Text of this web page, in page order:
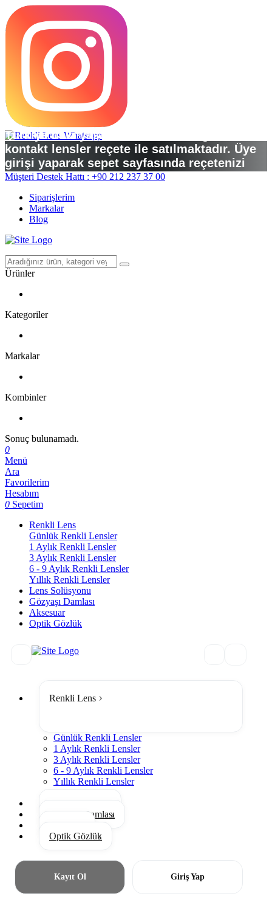
Türkiye’deki yasal düzenlemelere göre
kontakt lensler reçete ile satılmaktadır. Üye
girişi yaparak sepet sayfasında reçetenizi
yükleyebilirsiniz.
Müşteri Destek Hattı : +90 212 237 37 00
Siparişlerim
Markalar
Blog
Ürünler
Kategoriler
Markalar
Kombinler
Sonuç bulunamadı.
0
Menü
Ara
Favorilerim
Hesabım
0 Sepetim
Renkli Lens
Günlük Renkli Lensler
1 Aylık Renkli Lensler
3 Aylık Renkli Lensler
6 - 9 Aylık Renkli Lensler
Yıllık Renkli Lensler
Lens Solüsyonu
Gözyaşı Damlası
Aksesuar
Optik Gözlük
Renkli Lens
Günlük Renkli Lensler
1 Aylık Renkli Lensler
3 Aylık Renkli Lensler
6 - 9 Aylık Renkli Lensler
Yıllık Renkli Lensler
Gözyaşı Damlası
Optik Gözlük
Kayıt Ol Giriş Yap